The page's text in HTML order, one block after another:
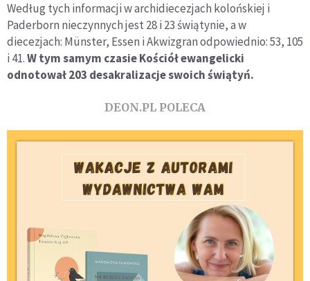
Według tych informacji w archidiecezjach kolońskiej i
Paderborn nieczynnych jest 28 i 23 świątynie, a w
diecezjach: Münster, Essen i Akwizgran odpowiednio: 53, 105
i 41.W tym samym czasie Kościół ewangelicki
odnotował 203 desakralizacje swoich świątyń.
DEON.PL POLECA